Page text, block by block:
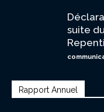
suite
Rapport Annuel